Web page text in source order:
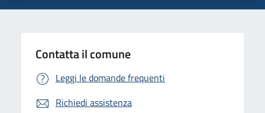
Contatta il comune
Leggi le domande frequenti
Richiedi assistenza